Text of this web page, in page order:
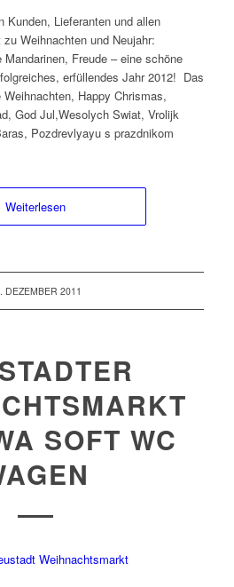
Kunden, Lieferanten und allen
Weihnachten und Neujahr:
Freude – eine schöne
erfüllendes Jahr 2012! Das
Happy Chrismas,
God Jul,Wesolych Swiat, Vrolijk
Pozdrevlyayu s prazdnikom
Weiterlesen
DEZEMBER 2011
SOFT WC